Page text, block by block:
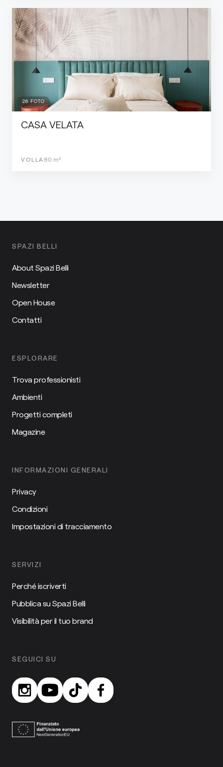
26 FOTO
CASA VELATA
VOLLA 80 m²
SPAZI BELLI
About Spazi Belli
Newsletter
Open House
Contatti
ESPLORARE
Trova professionisti
Ambienti
Progetti completi
Magazine
INFORMAZIONI GENERALI
Privacy
Condizioni
Impostazioni di tracciamento
SERVIZI
Perché iscriverti
Pubblica su Spazi Belli
Visibilità per il tuo brand
SEGUICI SU